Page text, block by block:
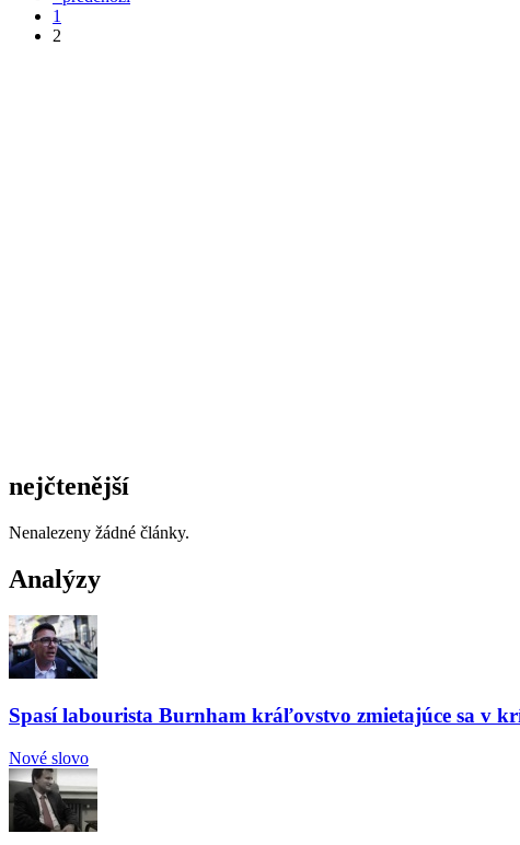
1
2
nejčtenější
Nenalezeny žádné články.
Analýzy
Spasí labourista Burnham kráľovstvo zmietajúce sa v
Nové slovo